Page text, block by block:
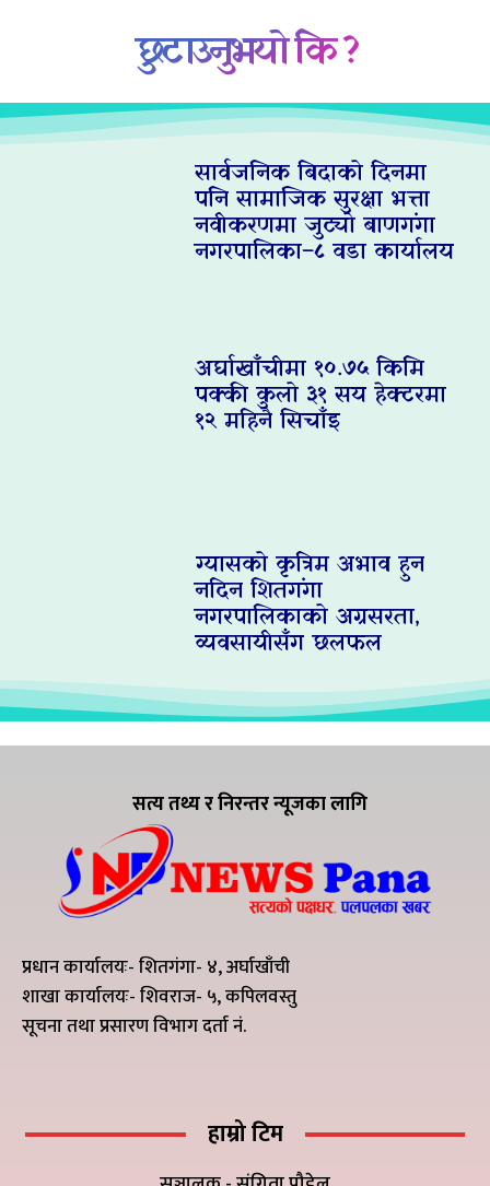
छुटाउनुभयो कि ?
सार्वजनिक बिदाको दिनमा
पनि सामाजिक सुरक्षा भत्ता
नवीकरणमा जुट्यो बाणगंगा
नगरपालिका–८ वडा कार्यालय
अर्घाखाँचीमा १०.७५ किमि
पक्की कुलो ३१ सय हेक्टरमा
१२ महिनै सिचाँइ
ग्यासको कृत्रिम अभाव हुन
नदिन शितगंगा
नगरपालिकाको अग्रसरता,
व्यवसायीसँग छलफल
सत्य तथ्य र निरन्तर न्यूजका लागि
प्रधान कार्यालयः- शितगंगा- ४, अर्घाखाँची
शाखा कार्यालयः- शिवराज- ५, कपिलवस्तु
सूचना तथा प्रसारण विभाग दर्ता नं.
हाम्रो टिम